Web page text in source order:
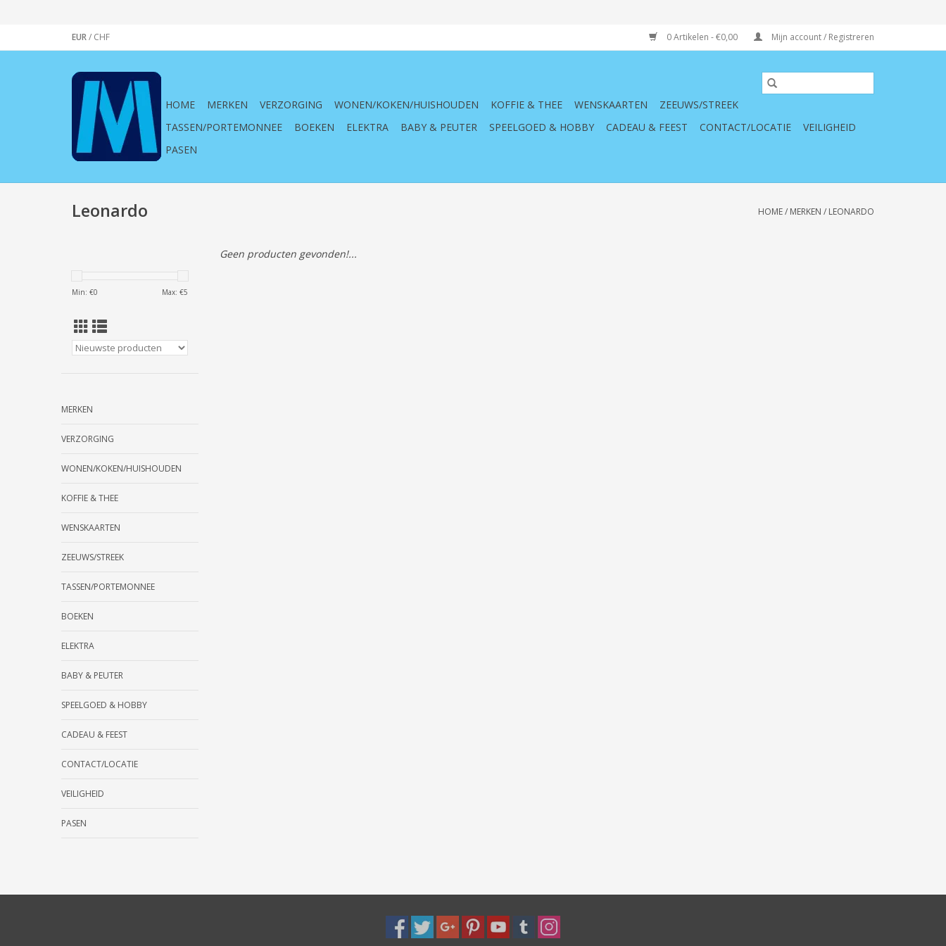
EUR/ CHF 0 Artikelen - €0,00 Mijn account / Registreren
HOME MERKEN VERZORGING WONEN/KOKEN/HUISHOUDEN KOFFIE & THEE WENSKAARTEN
ZEEUWS/STREEK
TASSEN/PORTEMONNEE
BOEKEN ELEKTRA BABY & PEUTER SPEELGOED & HOBBY CADEAU & FEEST CONTACT/LOCATIE
VEILIGHEID
PASEN
Leonardo HOME/ MERKEN / LEONARDO
Min: €0 Max: €5
MERKEN
VERZORGING
WONEN/KOKEN/HUISHOUDEN
KOFFIE & THEE
WENSKAARTEN
ZEEUWS/STREEK
TASSEN/PORTEMONNEE
BOEKEN
ELEKTRA
BABY & PEUTER
SPEELGOED & HOBBY
CADEAU & FEEST
CONTACT/LOCATIE
VEILIGHEID
PASEN
Geen producten gevonden!...